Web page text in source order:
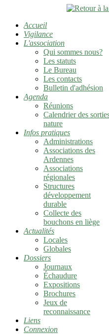
Accueil
Vigilance
L'association
Qui sommes nous?
Les statuts
Le Bureau
Les contacts
Bulletin d'adhésion
Agenda
Réunions
Calendrier des
nature
Infos pratiques
Administrations
Associations des
Ardennes
Associations
régionales
Structures
développement
durable
Collecte des
bouchons en liège
Actualités
Locales
Globales
Dossiers
Journaux
Échaudure
Expositions
Brochures
Jeux de
reconnaissance
Liens
Connexion